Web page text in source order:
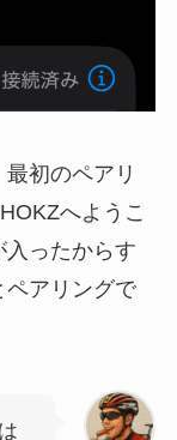
初のペアリ
へようこ
ったからす
ペアリングで